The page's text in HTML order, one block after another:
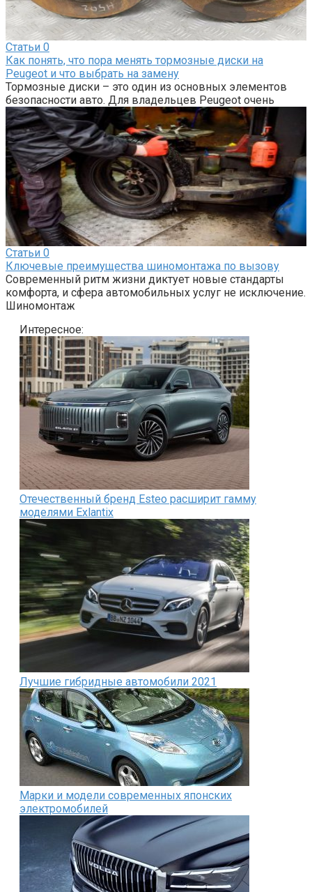
Статьи 0
Как понять, что пора менять тормозные диски на
Peugeot и что выбрать на замену
Тормозные диски – это один из основных элементов
безопасности авто. Для владельцев Peugeot очень
Статьи 0
Ключевые преимущества шиномонтажа по вызову
Современный ритм жизни диктует новые стандарты
комфорта, и сфера автомобильных услуг не исключение.
Шиномонтаж
Интересное:
Отечественный бренд Esteo расширит гамму
моделями Exlantix
Лучшие гибридные автомобили 2021
Марки и модели современных японских
электромобилей